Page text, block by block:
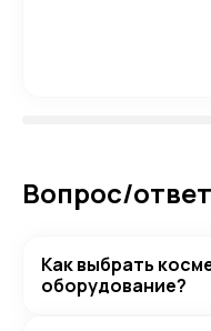
Вопрос/ответ
Как выбрать
оборудование?